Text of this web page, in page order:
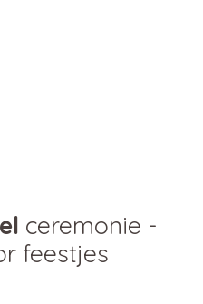
ceremonie -
feestjes